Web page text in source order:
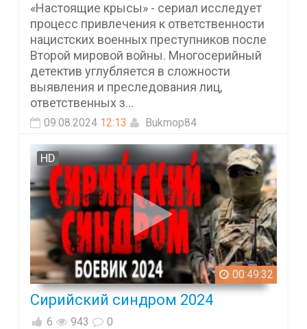
«Настоящие крысы» - сериал исследует
процесс привлечения к ответственности
нацистских военных преступников после
Второй мировой войны. Многосерийный
детектив углубляется в сложности
выявления и преследования лиц,
ответственных з...
09.08.2024 12:13 Bukmop84
00:49:32
HD
Сирийский синдром 2024
6 943 0